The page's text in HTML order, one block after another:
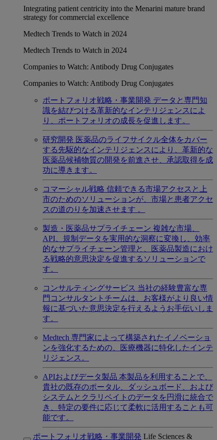
Integrating patient centricity into the Menarini mature brand
strategy for commercial excellence
Medtech Trends to Watch in 2024
Medtech Trends to Watch in 2024
Companies to Watch: Antibody Drug Conjugates
Companies to Watch: Antibody Drug Conjugates
ポートフォリオ戦略・事業開発 データと専門知
識を結びつける革新的なインテリジェンスによ
り、ポートフォリオの成長を促進します。
研究開発 医薬品のライフサイクル全体をカバー
する先駆的なインテリジェンスにより、革新的な
医薬品候補物質の開発を前進させ、承認取得を成
功に導きます。
コマーシャル戦略 信頼できる市場アクセスと上
市のためのソリューションが、市場と患者アクセ
スの道のりを加速させます 。
製造・医薬品サプライチェーン 複雑な市場、
API、規制データを実用的な洞察に変換し、効率
的なサプライチェーン管理と、医薬品製造におけ
る戦略的意思決定を促進するソリューションで
す。
コンサルティングサービス 当社の経験豊富な専
門コンサルタントチームは、お客様がより良い情
報に基づいた意思決定を行えるようお手伝いしま
す。
Medtech 専門家によって構築されたイノベーショ
ンを強化するための、医療機器に特化したインテ
リジェンス。
APIおよびデータ製品 本製品を利用することで、
貴社の既存のポータル、ダッシュボード、および
システムとクラリベイトのデータを円滑に統合で
き、特定の要件に応じて柔軟に活用することも可
能です。
ポートフォリオ戦略・事業開発 Life Sciences &